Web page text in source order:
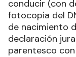
conducir (con
fotocopia del
de nacimiento
declaración
parentesco